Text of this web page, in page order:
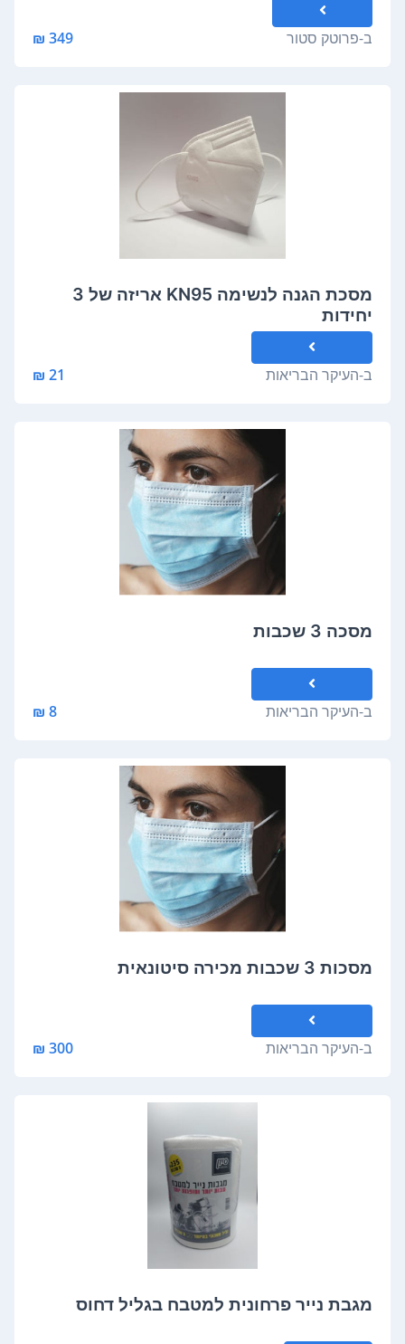
ב-פרוטק סטור 349 ₪
מסכת הגנה לנשימה KN95 אריזה של 3
יחידות
ב-העיקר הבריאות 21 ₪
מסכה 3 שכבות
ב-העיקר הבריאות 8 ₪
מסכות 3 שכבות מכירה סיטונאית
ב-העיקר הבריאות 300 ₪
מגבת נייר פרחונית למטבח בגליל דחוס